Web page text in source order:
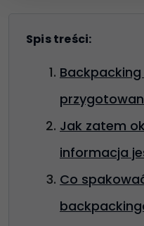
Spis treści:
Jak zatem
informacja
Co